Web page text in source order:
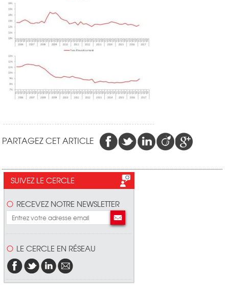
PARTAGEZ CET ARTICLE
SUIVEZ LE CERCLE
RECEVEZ NOTRE NEWSLETTER
LE CERCLE EN RÉSEAU